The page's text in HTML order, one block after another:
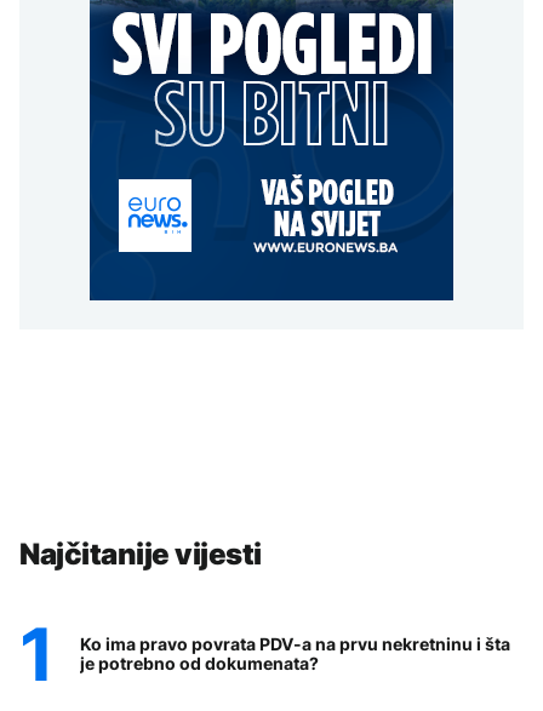
Najčitanije vijesti
Ko ima pravo povrata PDV-a na prvu nekretninu i šta
je potrebno od dokumenata?